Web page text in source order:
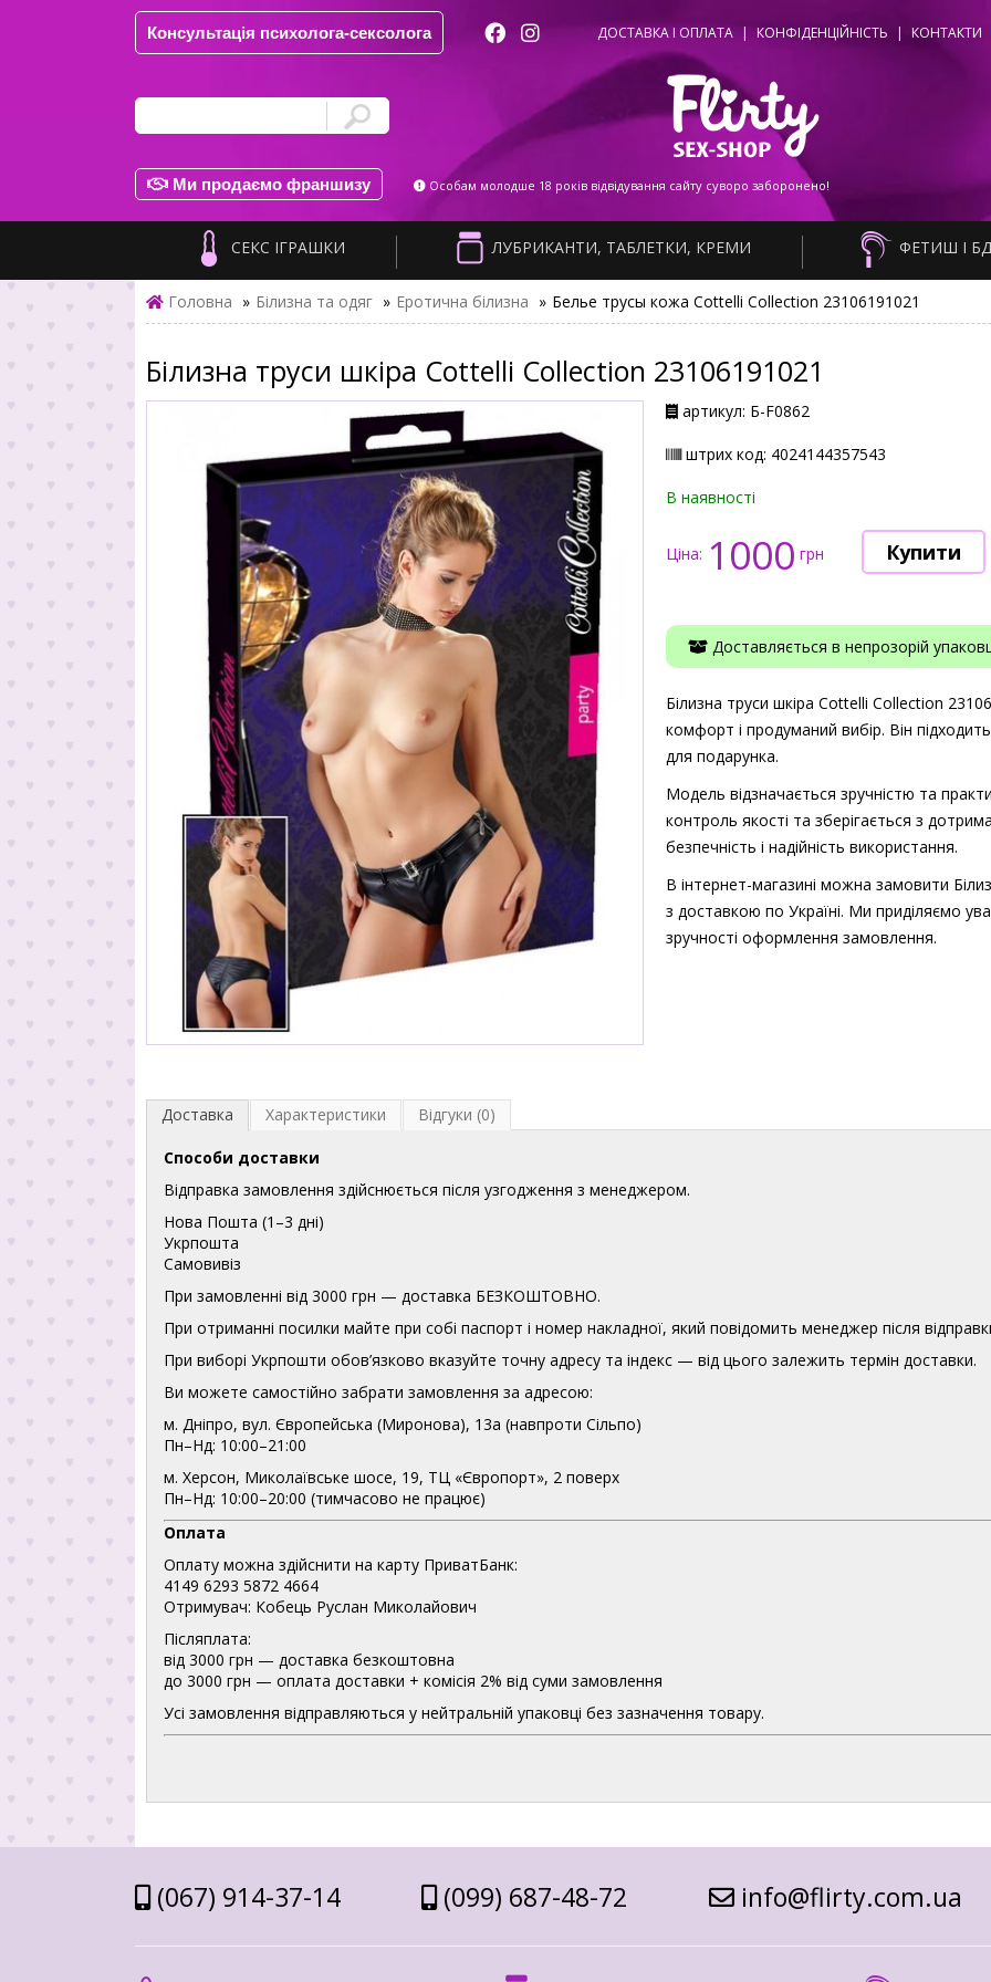
Консультація психолога-сексолога ДОСТАВКА І ОПЛАТА | КОНФІДЕНЦІЙНІСТЬ | КОНТАКТИ
Ми продаємо франшизу Особам молодше 18 років відвідування сайту суворо заборонено!
СЕКС ІГРАШКИ ЛУБРИКАНТИ, ТАБЛЕТКИ, КРЕМИ ФЕТИШ І
Головна » Білизна та одяг » Еротична білизна » Белье трусы кожа Cottelli Collection 23106191021
Білизна труси шкіра Cottelli Collection 23106191021
артикул: Б-F0862
штрих код: 4024144357543
В наявності
Ціна: 1000 грн
Доставляється в непрозорій
Білизна труси шкіра Cottelli Collection
комфорт і продуманий вибір. Він
для подарунка.
Модель відзначається зручністю та
контроль якості та зберігається з
безпечність і надійність використання.
В інтернет-магазині можна замовити
з доставкою по Україні. Ми приділяємо
зручності оформлення замовлення.
Доставка Характеристики Відгуки (0)
Способи доставки
Відправка замовлення здійснюється після узгодження з менеджером.
Нова Пошта (1–3 дні)
Укрпошта
Самовивіз
При замовленні від 3000 грн — доставка БЕЗКОШТОВНО.
При отриманні посилки майте при собі паспорт і номер накладної, який повідомить менеджер після
При виборі Укрпошти обов’язково вказуйте точну адресу та індекс — від цього залежить термін доставки.
Ви можете самостійно забрати замовлення за адресою:
м. Дніпро, вул. Європейська (Миронова), 13а (навпроти Сільпо)
Пн–Нд: 10:00–21:00
м. Херсон, Миколаївське шосе, 19, ТЦ «Європорт», 2 поверх
Пн–Нд: 10:00–20:00 (тимчасово не працює)
Оплата
Оплату можна здійснити на карту ПриватБанк:
4149 6293 5872 4664
Отримувач: Кобець Руслан Миколайович
Післяплата:
від 3000 грн — доставка безкоштовна
до 3000 грн — оплата доставки + комісія 2% від суми замовлення
Усі замовлення відправляються у нейтральній упаковці без зазначення товару.
(067) 914-37-14 (099) 687-48-72 info@flirty.com.ua